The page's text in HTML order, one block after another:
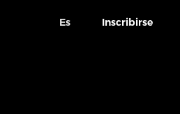
Es Inscribirse